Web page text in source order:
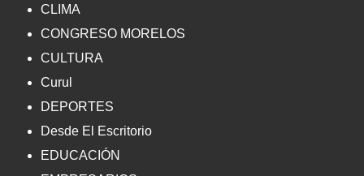
CLIMA
CONGRESO MORELOS
CULTURA
Curul
DEPORTES
Desde El Escritorio
EDUCACIÓN